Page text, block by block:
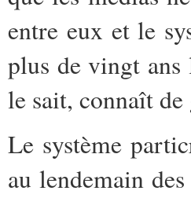
entre eux et le
plus de vingt
le sait, connaît
Le système
au lendemain